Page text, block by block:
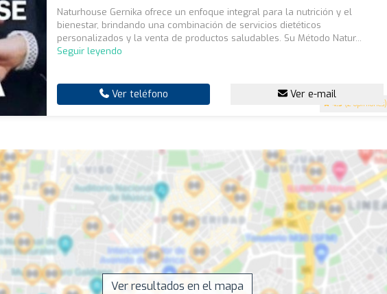
4.5 (2 opiniones)
Naturhouse Gernika ofrece un enfoque integral para la nutrición y el
bienestar, brindando una combinación de servicios dietéticos
personalizados y la venta de productos saludables. Su Método Natur...
Seguir leyendo
Ver teléfono Ver e-mail
Ver resultados en el mapa